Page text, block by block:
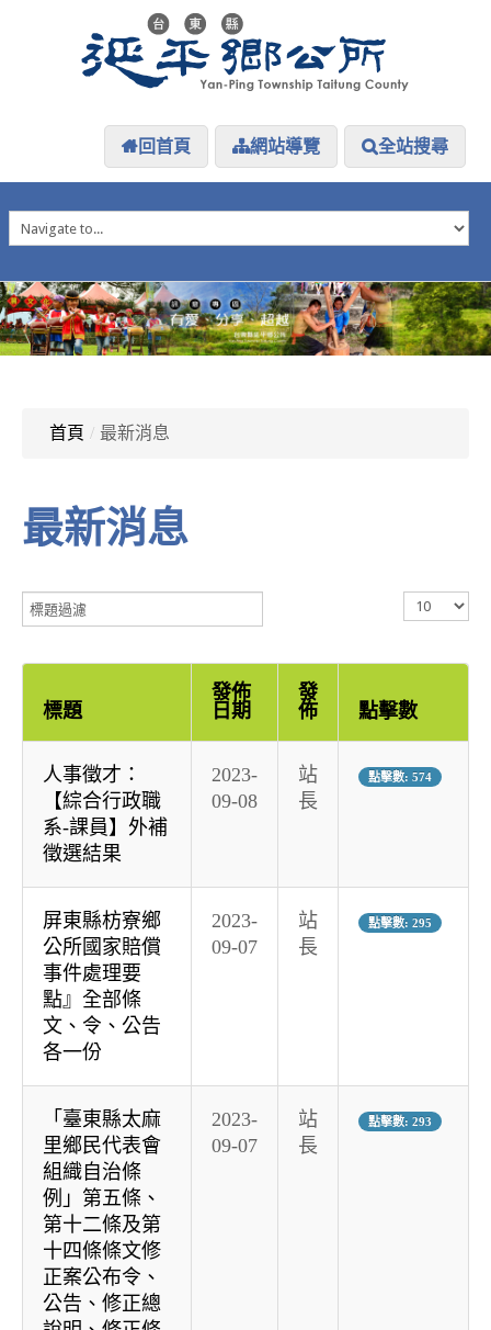
回首頁 網站導覽 全站搜尋
延平介紹
防災專區
資訊公開
探索延平
首頁 / 最新消息
最新消息
標
題
顯
示
標題
發佈
日期
發
佈
點擊數
人事徵才：
【綜合行政職
系-課員】外補
徵選結果
2023-
09-08
站
長
點擊數: 574
屏東縣枋寮鄉
公所國家賠償
事件處理要
點』全部條
文、令、公告
各一份
2023-
09-07
站
長
點擊數: 295
「臺東縣太麻
里鄉民代表會
組織自治條
例」第五條、
第十二條及第
十四條條文修
正案公布令、
公告、修正總
2023-
09-07
站
長
點擊數: 293